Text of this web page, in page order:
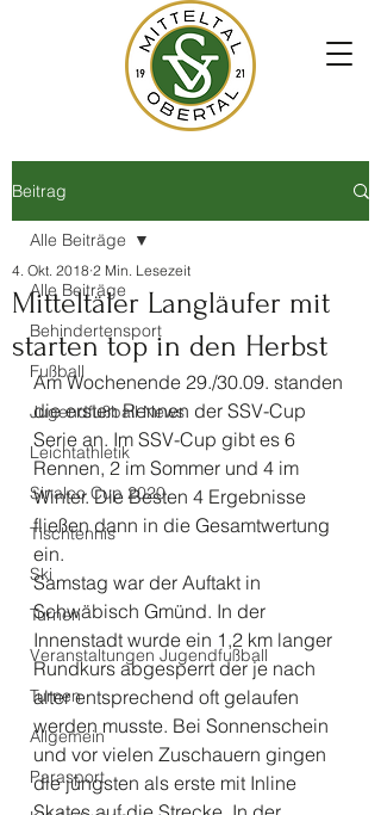
Beitrag
Alle Beiträge
Behindertensport
Fußball
Jugendfußball News
Leichtathletik
Sinalco Cup 2020
Tischtennis
Ski
Turnen
Veranstaltungen Jugendfußball
Turnen
Allgemein
Parasport
Alle Beiträge
Mitteltäler Langläufer mit
starten top in den Herbst
4. Okt. 2018 2 Min. Lesezeit
Am Wochenende 29./30.09. standen
die ersten Rennen der SSV-Cup
Serie an. Im SSV-Cup gibt es 6
Rennen, 2 im Sommer und 4 im
Winter. Die Besten 4 Ergebnisse
fließen dann in die Gesamtwertung
ein.
Samstag war der Auftakt in
Schwäbisch Gmünd. In der
Innenstadt wurde ein 1,2 km langer
Rundkurs abgesperrt der je nach
alter entsprechend oft gelaufen
werden musste. Bei Sonnenschein
und vor vielen Zuschauern gingen
die jüngsten als erste mit Inline